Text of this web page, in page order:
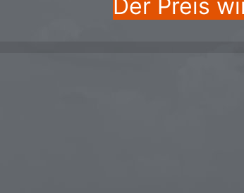
Der Preis